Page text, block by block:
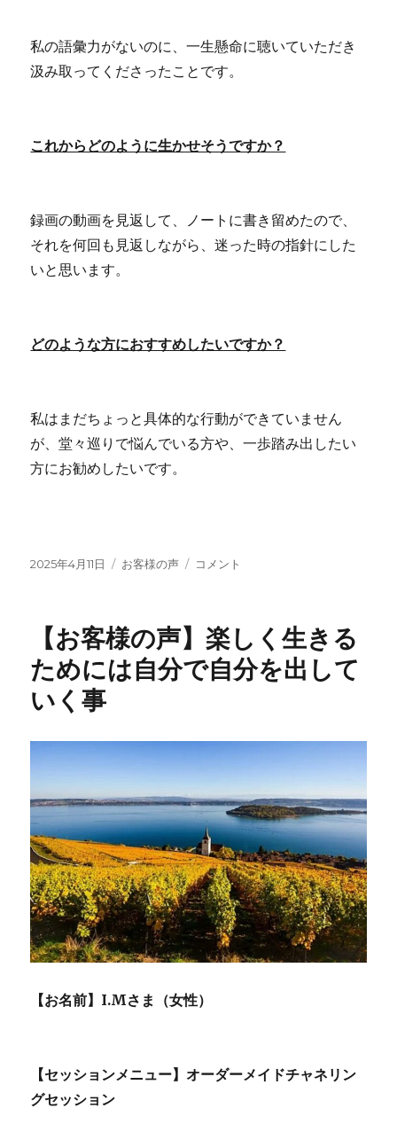
私の語彙力がないのに、一生懸命に聴いていただき
汲み取ってくださったことです。
これからどのように生かせそうですか？
録画の動画を見返して、ノートに書き留めたので、
それを何回も見返しながら、迷った時の指針にした
いと思います。
どのような方におすすめしたいですか？
私はまだちょっと具体的な行動ができていません
が、堂々巡りで悩んでいる方や、一歩踏み出したい
方にお勧めしたいです。
投
2025年4月11日
カ
ー
お客様の声
【お
声】
て
い
持
ち
に
な
り、
涙
が
出
る
ほ
し
ま
コメント
【お客様の声】楽しく生きる
ためには自分で自分を出して
いく事
【お名前】I.Mさま（女性）
【セッションメニュー】オーダーメイドチャネリン
グセッション